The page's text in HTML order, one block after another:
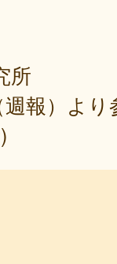
所
報）より